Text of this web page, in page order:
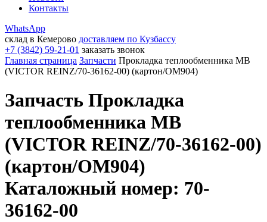
Контакты
WhatsApp
склад в Кемерово доставляем по Кузбассу
+7 (3842) 59-21-01 заказать звонок
Главная страница Запчасти Прокладка теплообменника МВ
(VICTOR REINZ/70-36162-00) (картон/ОМ904)
Запчасть Прокладка
теплообменника МВ
(VICTOR REINZ/70-36162-00)
(картон/ОМ904)
Каталожный номер: 70-
36162-00